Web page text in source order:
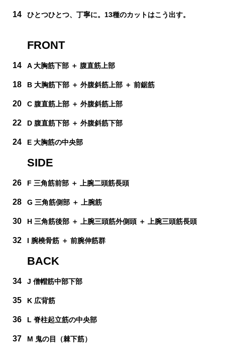
14 ひとつひとつ、丁寧に。13種のカットはこう出す。
FRONT
14 A 大胸筋下部 ＋ 腹直筋上部
18 B 大胸筋下部 ＋ 外腹斜筋上部 ＋ 前鋸筋
20 C 腹直筋上部 ＋ 外腹斜筋上部
22 D 腹直筋下部 ＋ 外腹斜筋下部
24 E 大胸筋の中央部
SIDE
26 F 三角筋前部 ＋ 上腕二頭筋長頭
28 G 三角筋側部 ＋ 上腕筋
30 H 三角筋後部 ＋ 上腕三頭筋外側頭 ＋ 上腕三頭筋長頭
32 I 腕橈骨筋 ＋ 前腕伸筋群
BACK
34 J 僧帽筋中部下部
35 K 広背筋
36 L 脊柱起立筋の中央部
37 M 鬼の目（棘下筋）